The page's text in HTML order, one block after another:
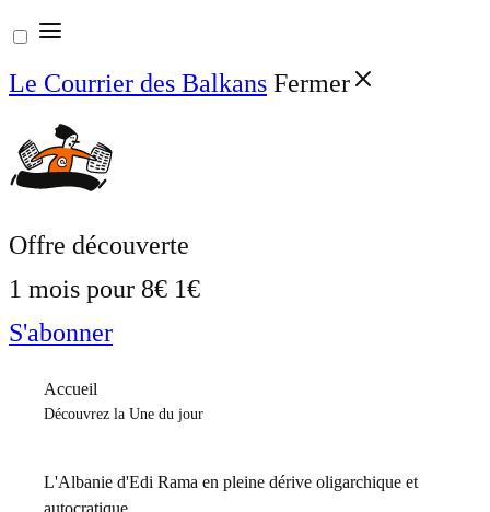
Aller
au
contenu
Le Courrier des Balkans Fermer
Offre découverte
1 mois pour 8€ 1€
S'abonner
Accueil
Découvrez la Une du jour
L'Albanie d'Edi Rama en pleine dérive oligarchique et
autocratique